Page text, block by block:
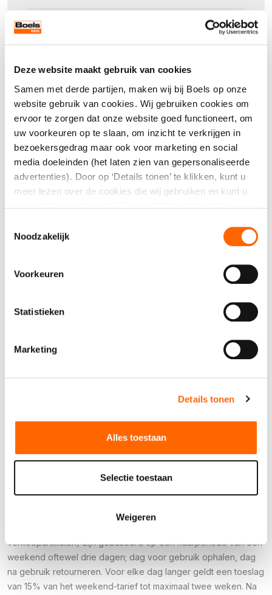
Deze website maakt gebruik van cookies
Samen met derde partijen, maken wij bij Boels op onze
website gebruik van cookies. Wij gebruiken cookies om
ervoor te zorgen dat onze website goed functioneert, om
uw voorkeuren op te slaan, om inzicht te verkrijgen in
bezoekersgedrag maar ook voor marketing en social
media doeleinden (het laten zien van gepersonaliseerde
advertenties). Door op ‘Details tonen’ te klikken, kunt u
meer lezen over de cookies die wij gebruiken en kunt u
zoals omschreven in onze cookieverklaring. U kunt uw
Noodzakelijk
Voorkeuren
Statistieken
Marketing
Details tonen
Alles toestaan
Selectie toestaan
Weigeren
Afmetingen:
84 × 150 × 121 cm (l × b × h)
Een representatieve en praktische oplossing
voor gekoelde productpresentatie.
Verpakkingseenheid
Direct aanvragen
Vermogen 230V/0,4kW
Verpakkingseenheid 1
verkoopartikelen) zijn gebaseerd op een huurperiode van een
weekend oftewel drie dagen; dag voor gebruik ophalen, dag
na gebruik retourneren. Voor elke dag langer geldt een toeslag
van 15% van het weekend-tarief tot maximaal twee weken. Na